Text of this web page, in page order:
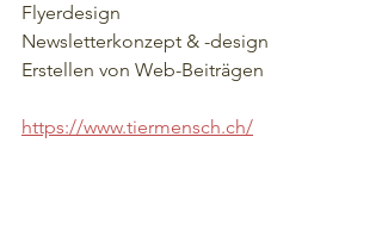
Flyerdesign
Newsletterkonzept & -design
Erstellen von Web-Beiträgen
https://www.tiermensch.ch/